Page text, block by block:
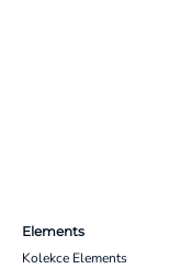
Elements
Kolekce Elements